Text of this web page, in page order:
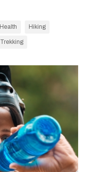
Health Hiking
Trekking